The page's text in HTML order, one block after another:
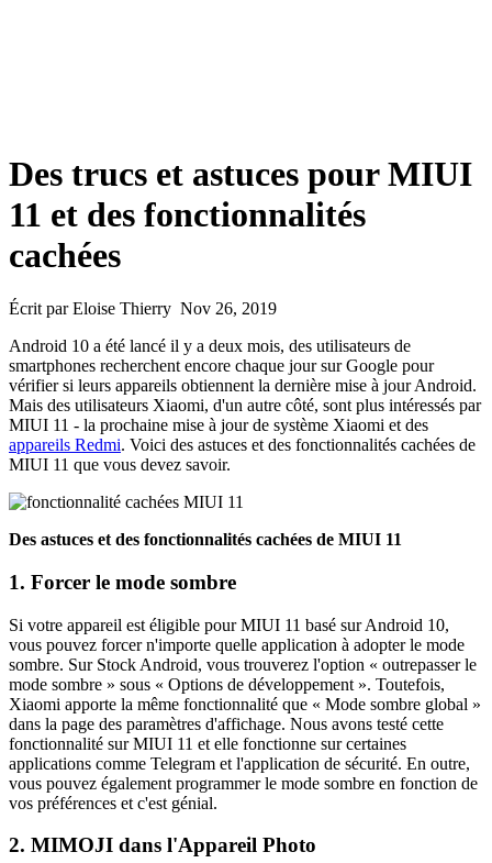
Des trucs et astuces pour MIUI
11 et des fonctionnalités
cachées
Écrit par Eloise Thierry Nov 26, 2019
Android 10 a été lancé il y a deux mois, des utilisateurs de
smartphones recherchent encore chaque jour sur Google pour
vérifier si leurs appareils obtiennent la dernière mise à jour Android.
Mais des utilisateurs Xiaomi, d'un autre côté, sont plus intéressés par
MIUI 11 - la prochaine mise à jour de système Xiaomi et des
appareils Redmi. Voici des astuces et des fonctionnalités cachées de
MIUI 11 que vous devez savoir.
Des astuces et des fonctionnalités cachées de MIUI 11
1. Forcer le mode sombre
Si votre appareil est éligible pour MIUI 11 basé sur Android 10,
vous pouvez forcer n'importe quelle application à adopter le mode
sombre. Sur Stock Android, vous trouverez l'option « outrepasser le
mode sombre » sous « Options de développement ». Toutefois,
Xiaomi apporte la même fonctionnalité que « Mode sombre global »
dans la page des paramètres d'affichage. Nous avons testé cette
fonctionnalité sur MIUI 11 et elle fonctionne sur certaines
applications comme Telegram et l'application de sécurité. En outre,
vous pouvez également programmer le mode sombre en fonction de
vos préférences et c'est génial.
2. MIMOJI dans l'Appareil Photo